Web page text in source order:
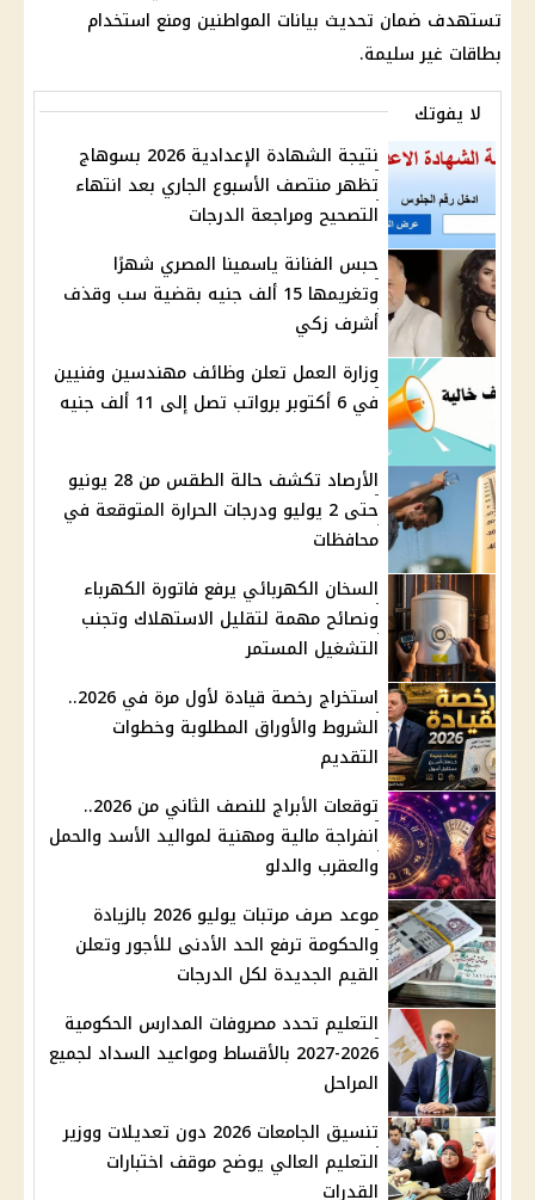
تستهدف ضمان تحديث بيانات المواطنين ومنع استخدام
بطاقات غير سليمة.
لا يفوتك
نتيجة الشهادة الإعدادية 2026 بسوهاج
تظهر منتصف الأسبوع الجاري بعد انتهاء
التصحيح ومراجعة الدرجات
حبس الفنانة ياسمينا المصري شهرًا
وتغريمها 15 ألف جنيه بقضية سب وقذف
أشرف زكي
وزارة العمل تعلن وظائف مهندسين وفنيين
في 6 أكتوبر برواتب تصل إلى 11 ألف جنيه
الأرصاد تكشف حالة الطقس من 28 يونيو
حتى 2 يوليو ودرجات الحرارة المتوقعة في
محافظات
السخان الكهربائي يرفع فاتورة الكهرباء
ونصائح مهمة لتقليل الاستهلاك وتجنب
التشغيل المستمر
استخراج رخصة قيادة لأول مرة في 2026..
الشروط والأوراق المطلوبة وخطوات
التقديم
توقعات الأبراج للنصف الثاني من 2026..
انفراجة مالية ومهنية لمواليد الأسد والحمل
والعقرب والدلو
موعد صرف مرتبات يوليو 2026 بالزيادة
والحكومة ترفع الحد الأدنى للأجور وتعلن
القيم الجديدة لكل الدرجات
التعليم تحدد مصروفات المدارس الحكومية
2026-2027 بالأقساط ومواعيد السداد لجميع
المراحل
تنسيق الجامعات 2026 دون تعديلات ووزير
التعليم العالي يوضح موقف اختبارات
القدرات